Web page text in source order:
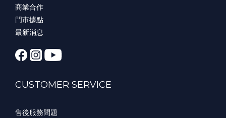
商業合作
門市據點
最新消息
CUSTOMER SERVICE
售後服務問題